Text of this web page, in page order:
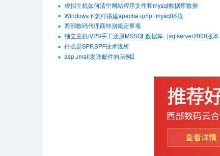
虚拟主机如何清空网站程序文件和mysql数据库数据
Windows下怎样搭建apache+php+mysql环境
西部数码代理商特别规定事项
独立主机/VPS手工还原MSSQL数据库（sqlserver2000版
什么是SPF,SPF技术浅析
asp Jmail发送邮件的示例2